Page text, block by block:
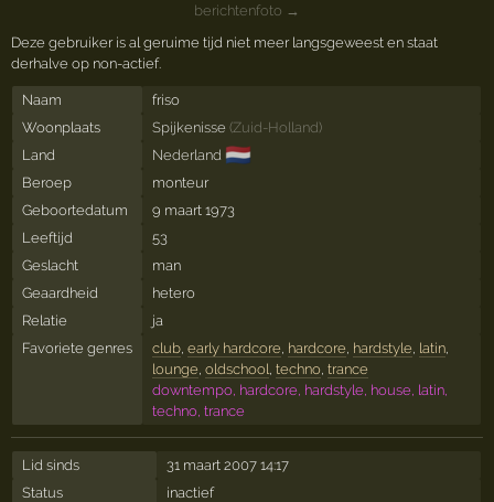
berichtenfoto →
Deze gebruiker is al geruime tijd niet meer langsgeweest en staat
derhalve op non-actief.
Naam
friso
Woonplaats
Spijkenisse (Zuid-Holland)
Land
Nederland 🇳🇱
Beroep
monteur
Geboortedatum
9 maart 1973
Leeftijd
53
Geslacht
man
Geaardheid
hetero
Relatie
ja
Favoriete genres
club, early hardcore, hardcore, hardstyle, latin,
lounge, oldschool, techno, trance
downtempo, hardcore, hardstyle, house, latin,
techno, trance
Lid sinds
31 maart 2007 14:17
Status
inactief